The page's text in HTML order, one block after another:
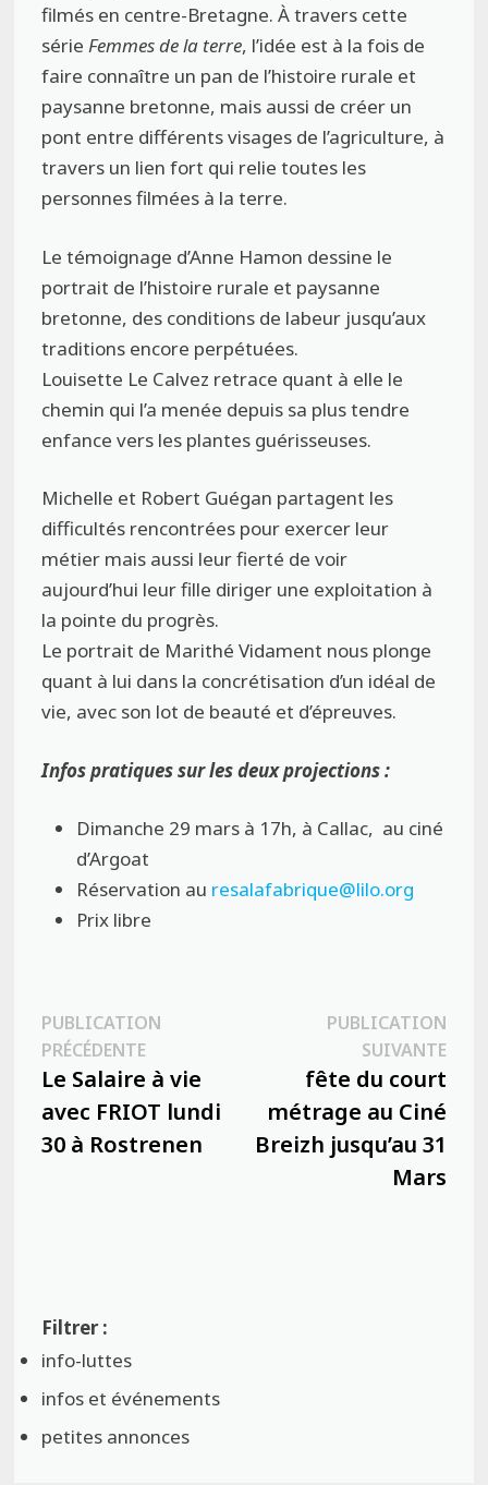
filmés en centre-Bretagne. À travers cette
sérieFemmes de la terre, l’idée est à la fois de
faire connaître un pan de l’histoire rurale et
paysanne bretonne, mais aussi de créer un
pont entre différents visages de l’agriculture, à
travers un lien fort qui relie toutes les
personnes filmées à la terre.
Le témoignage d’Anne Hamon dessine le
portrait de l’histoire rurale et paysanne
bretonne, des conditions de labeur jusqu’aux
traditions encore perpétuées.
Louisette Le Calvez retrace quant à elle le
chemin qui l’a menée depuis sa plus tendre
enfance vers les plantes guérisseuses.
Michelle et Robert Guégan partagent les
difficultés rencontrées pour exercer leur
métier mais aussi leur fierté de voir
aujourd’hui leur fille diriger une exploitation à
la pointe du progrès.
Le portrait de Marithé Vidament nous plonge
quant à lui dans la concrétisation d’un idéal de
vie, avec son lot de beauté et d’épreuves.
Infos pratiques sur les deux projections :
Dimanche 29 mars à 17h, à Callac, au ciné
d’Argoat
Réservation au resalafabrique@lilo.org
Prix libre
Navigation
de
l’article
PUBLICATION
PRÉCÉDENTEPublication
précédente :
Le Salaire à vie
avec FRIOT lundi
30 à Rostrenen
PUBLICATION
SUIVANTE
fête du court
métrage au Ciné
Breizh jusqu’au 31
Mars
info-luttes
infos et événements
petites annonces